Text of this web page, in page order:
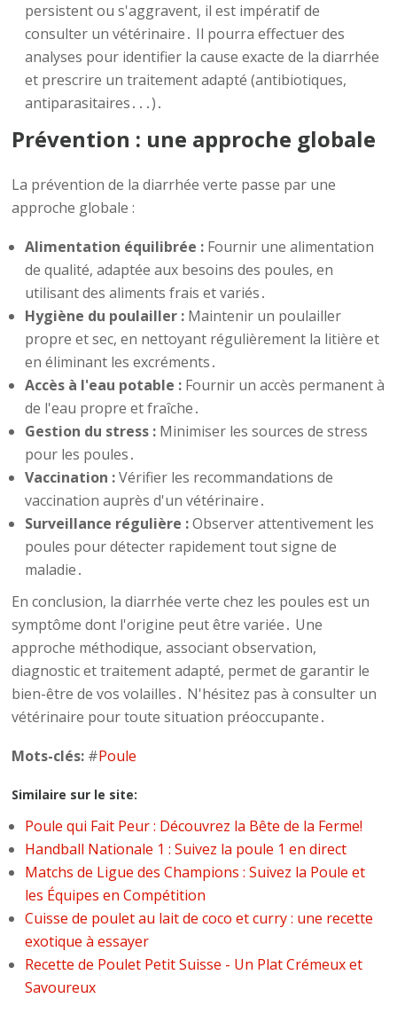
persistent ou s'aggravent, il est impératif de
consulter un vétérinaire․ Il pourra effectuer des
analyses pour identifier la cause exacte de la diarrhée
et prescrire un traitement adapté (antibiotiques,
antiparasitaires․․․)․
Prévention : une approche globale
La prévention de la diarrhée verte passe par une
approche globale :
Alimentation équilibrée : Fournir une alimentation
de qualité, adaptée aux besoins des poules, en
utilisant des aliments frais et variés․
Hygiène du poulailler : Maintenir un poulailler
propre et sec, en nettoyant régulièrement la litière et
en éliminant les excréments․
Accès à l'eau potable : Fournir un accès permanent à
de l'eau propre et fraîche․
Gestion du stress : Minimiser les sources de stress
pour les poules․
Vaccination :Vérifier les recommandations de
vaccination auprès d'un vétérinaire․
Surveillance régulière :Observer attentivement les
poules pour détecter rapidement tout signe de
maladie․
En conclusion, la diarrhée verte chez les poules est un
symptôme dont l'origine peut être variée․ Une
approche méthodique, associant observation,
diagnostic et traitement adapté, permet de garantir le
bien-être de vos volailles․ N'hésitez pas à consulter un
vétérinaire pour toute situation préoccupante․
Mots-clés: #Poule
Similaire sur le site:
Poule qui Fait Peur : Découvrez la Bête de la Ferme!
Handball Nationale 1 : Suivez la poule 1 en direct
Matchs de Ligue des Champions : Suivez la Poule et
les Équipes en Compétition
Cuisse de poulet au lait de coco et curry : une recette
exotique à essayer
Recette de Poulet Petit Suisse - Un Plat Crémeux et
Savoureux